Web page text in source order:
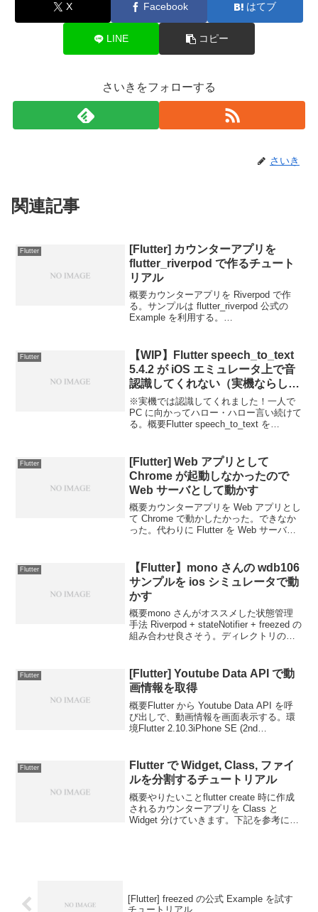
X Facebook はてブ
LINE コピー
さいきをフォローする
さいき
関連記事
Flutter
[Flutter] カウンターアプリを
flutter_riverpod で作るチュート
リアル
概要カウンターアプリを Riverpod で作
る。サンプルは flutter_riverpod 公式の
Example を利用する。
きることが...
Flutter
【WIP】Flutter speech_to_text
5.4.2 が iOS エミュレータ上で音
認識してくれない（実機ならし
た）
※実機では認識してくれました！一人で
PC に向かってハロー・ハロー言い続けて
る。概要Flutter speech_to_text を
け付けてくれ...
Flutter
[Flutter] Web アプリとして
Chrome が起動しなかったので
Web サーバとして動かす
概要カウンターアプリを Web アプリとし
て Chrome で動かしたかった。できなか
った。代わりに Flutter を Web サーバと
書いてあったのに！環境D...
Flutter
【Flutter】mono さんの wdb106
サンプルを ios シミュレータで動
かす
概要mono さんがオススメした状態管理
手法 Riverpod + stateNotifier + freezed の
組み合わせ良さそう。ディレクトリの切
Flutter
[Flutter] Youtube Data API で動
画情報を取得
概要Flutter から Youtube Data API を呼
び出しで、動画情報を画面表示する。環
境Flutter 2.10.3iPhone SE (2nd
Flutter
Flutter で Widget, Class, ファイ
ルを分割するチュートリアル
概要やりたいことflutter create 時に作成
されるカウンターアプリを Class と
Widget 分けていきます。下記を参考にさ
[Flutter] freezed の公式 Example を試す
チュートリアル